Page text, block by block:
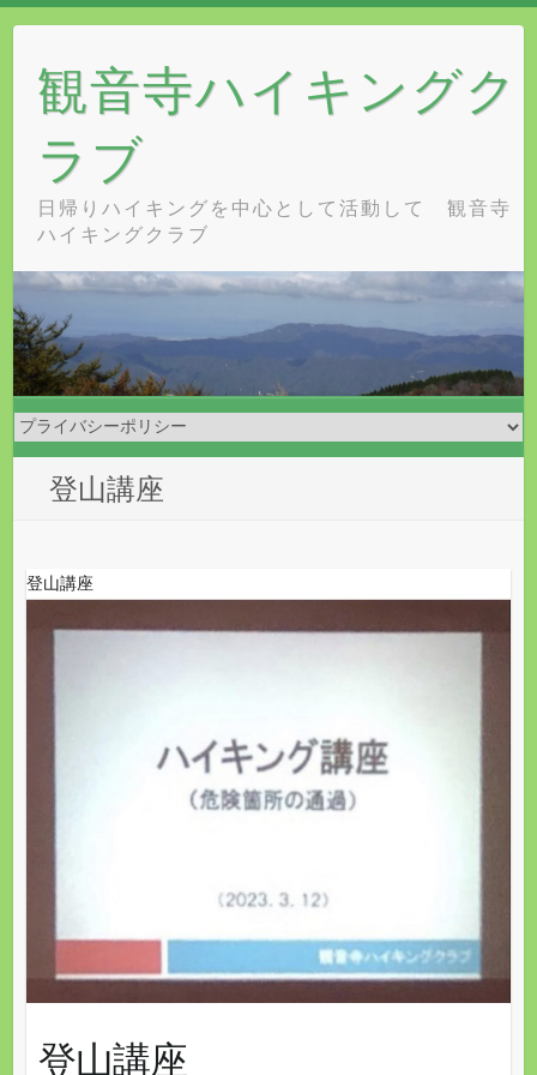
content観音寺ハイキングク
ラブ
日帰りハイキングを中心として活動して 観音寺
ハイキングクラブ
登山講座
登山講座
登山講座